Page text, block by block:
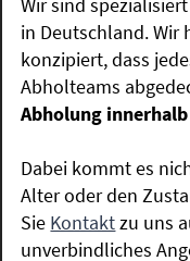
Wir sind
in Deutschland. Wir
konzipiert, dass
Abholteams
Abholung
Dabei kommt es
Alter oder den
Sie Kontaktzu uns
unverbindliches